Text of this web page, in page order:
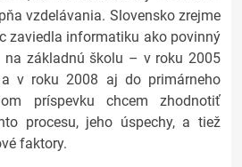
vzdelávania. Slovensko zrejme
zaviedla informatiku ako povinný
na základnú školu – v roku 2005
v roku 2008 aj do primárneho
príspevku chcem zhodnotiť
procesu, jeho úspechy, a tiež
faktory.